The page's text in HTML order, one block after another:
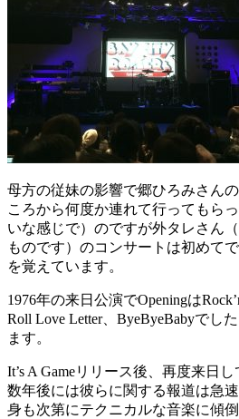
母方の従妹の影響で郷ひろみさん
ころから何度か連れて行ってもら
いな感じで）のですが外タレさん
ものです）のコンサートは初めて
を覚えています。
1976年の来日公演でOpeningは
Roll Love Letter、ByeByeBabyでし
ます。
It’s A Gameリリース後、再度来日
数年後には彼らに関する報道は急
身も次第にテクニカルな音楽に傾